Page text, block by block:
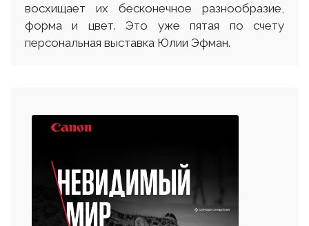
восхищает их бесконечное разнообразие,
форма и цвет. Это уже пятая по счету
персональная выставка Юлии Эфман.